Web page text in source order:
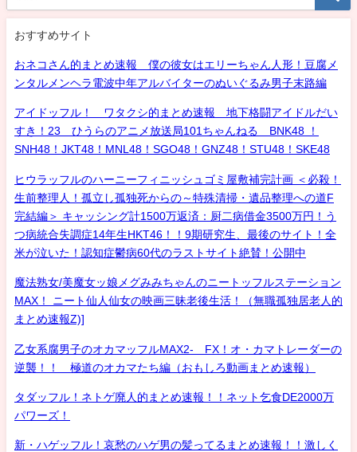
おすすめサイト
おネコさん的まとめ速報 僕の彼女はエリーちゃん人形！豆腐メ
ンタルメンヘラ電波中年アルバイターのぬいぐるみ男子末路編
アイドッフル！ ワタクシ的まとめ速報 地下格闘アイドルだい
すき！23 ひうらのアニメ放送局101ちゃんねる BNK48 ！
SNH48！JKT48！MNL48！SGO48！GNZ48！STU48！SKE48
ヒウラッフルのハーニーフィニッシュゴミ屋敷補完計画 ＜必殺！
生前整理人！孤立し孤独死からの～特殊清掃・遺品整理への道F
完結編＞ キャッシング計1500万返済：厨二病借金3500万円！う
つ病統合失調症14年生HKT46！！9期研究生、最後のサイト！全
米が泣いた！認知症鬱病60代のラストサイト絶賛！公開中
魔法熟女/美魔女ッ娘メグみみちゃんのニートッフルステーション
MAX！ ニート仙人仙女の映画三昧老後生活！（無職孤独居老人的
まとめ速報Z)]
乙女系腐男子のオカマッフルMAX2- FX！オ・カマトレーダーの
逆襲！！ 極道のオカマたち編（おもしろ動画まとめ速報）
タダッフル！ネトゲ廃人的まとめ速報！！ネット乞食DE2000万
パワーズ！
新・ハゲッフル！哀愁のハゲ男の髪ってるまとめ速報！！激しく